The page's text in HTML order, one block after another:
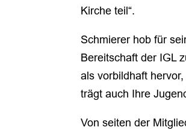
Kirche teil“.
Schmierer hob für
Bereitschaft der IGL
als vorbildhaft
trägt auch Ihre
Von seiten der